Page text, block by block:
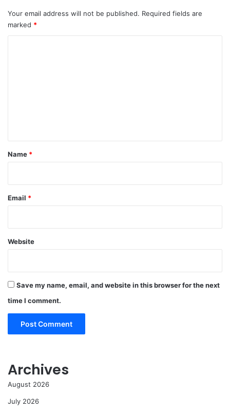
Your email address will not be published. Required fields are
marked *
*
Name *
Email *
Website
Save my name, email, and website in this browser for the next
time I comment.
Archives
August 2026
July 2026